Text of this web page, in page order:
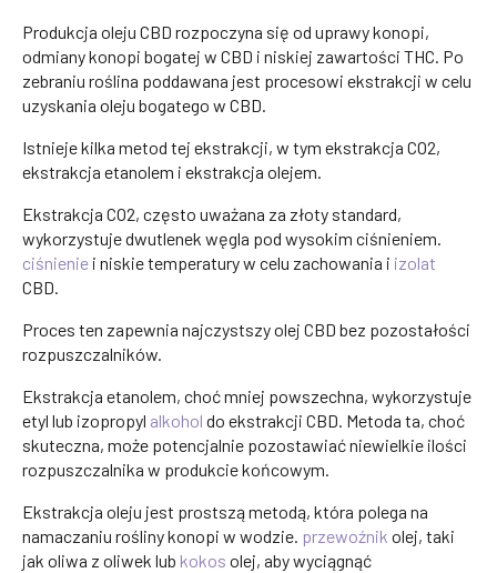
Produkcja oleju CBD rozpoczyna się od uprawy konopi,
odmiany konopi bogatej w CBD i niskiej zawartości THC. Po
zebraniu roślina poddawana jest procesowi ekstrakcji w celu
uzyskania oleju bogatego w CBD.
Istnieje kilka metod tej ekstrakcji, w tym ekstrakcja CO2,
ekstrakcja etanolem i ekstrakcja olejem.
Ekstrakcja CO2, często uważana za złoty standard,
wykorzystuje dwutlenek węgla pod wysokim ciśnieniem.
ciśnienie i niskie temperatury w celu zachowania i izolat
CBD.
Proces ten zapewnia najczystszy olej CBD bez pozostałości
rozpuszczalników.
Ekstrakcja etanolem, choć mniej powszechna, wykorzystuje
etyl lub izopropyl alkohol do ekstrakcji CBD. Metoda ta, choć
skuteczna, może potencjalnie pozostawiać niewielkie ilości
rozpuszczalnika w produkcie końcowym.
Ekstrakcja oleju jest prostszą metodą, która polega na
namaczaniu rośliny konopi w wodzie. przewoźnik olej, taki
jak oliwa z oliwek lub kokos olej, aby wyciągnąć